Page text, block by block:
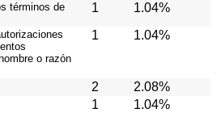
términos de
1 1.04%
o razón
1 1.04%
2 2.08%
1 1.04%